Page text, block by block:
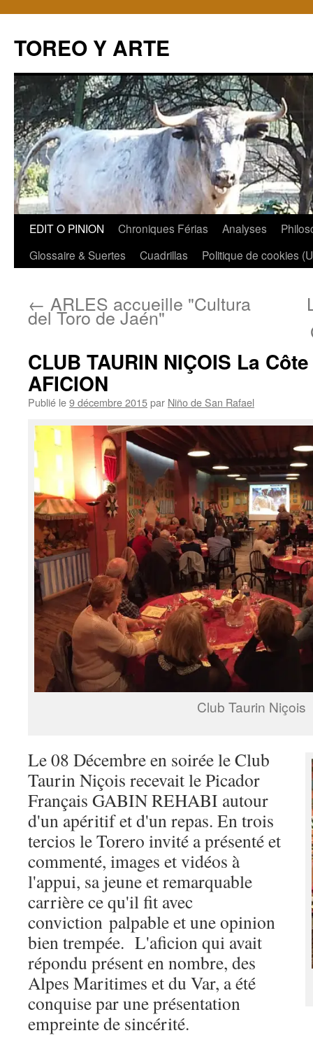
TOREO Y ARTE
Aller
EDIT O PINION Chroniques Férias Analyses
Glossaire & Suertes
Cuadrillas Politique de cookies
← ARLES accueille "Cultura
del Toro de Jaén"
CLUB TAURIN NIÇOIS La
AFICION
Publié le9 décembre 2015par Niño de San Rafael
Club Taurin Niçois
Le 08 Décembre en soirée le Club
Taurin Niçois recevait le Picador
Français GABIN REHABI autour
d'un apéritif et d'un repas. En trois
tercios le Torero invité a présenté et
commenté, images et vidéos à
l'appui, sa jeune et remarquable
carrière ce qu'il fit avec
conviction palpable et une opinion
bien trempée. L'aficion qui avait
répondu présent en nombre, des
Alpes Maritimes et du Var, a été
conquise par une présentation
empreinte de sincérité.